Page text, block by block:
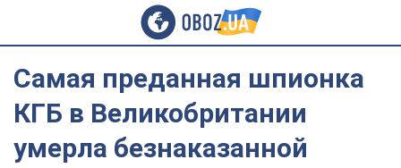
Самая преданная шпионка
КГБ в Великобритании
умерла безнаказанной